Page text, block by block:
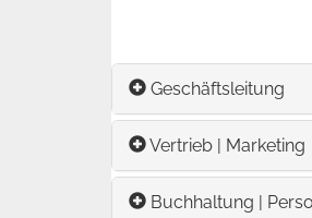
Geschäftsleitung
Vertrieb | Marketing
Buchhaltung |